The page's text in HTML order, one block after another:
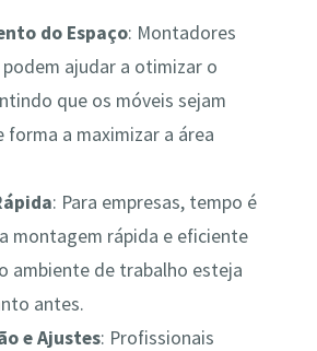
do Espaço: Montadores
ajudar a otimizar o
que os móveis sejam
forma a maximizar a área
: Para empresas, tempo é
montagem rápida e eficiente
ambiente de trabalho esteja
antes.
e Ajustes: Profissionais